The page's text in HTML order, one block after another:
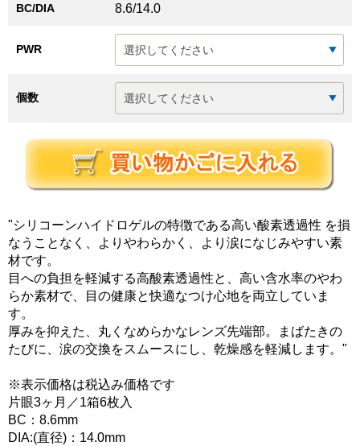
BC/DIA 8.6/14.0
PWR
個数
"シリコーンハイドロゲルの特徴である高い酸素透過性 を損
なうことなく、よりやわらかく、より涙になじみやすい素
材です。
目への負担を軽減する高酸素透過性と、高い含水率のやわ
らか素材で、目の健康と快適なつけ心地を両立していま
す。
厚みを抑えた、丸くなめらかなレンズ先端部。まばたきの
たびに、涙の交換をスムースにし、乾燥感を軽減します。"
※表示価格は税込み価格です
片眼3ヶ月／1箱6枚入
BC：8.6mm
DIA:(直径)：14.0mm